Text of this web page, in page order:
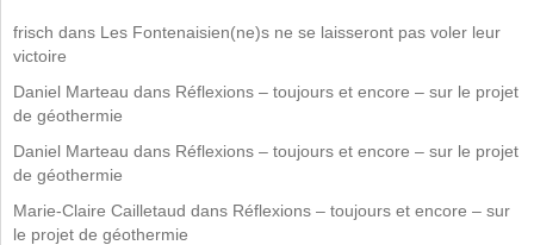
frisch dans Les Fontenaisien(ne)s ne se laisseront pas voler leur
victoire
Daniel Marteau dans Réflexions – toujours et encore – sur le projet
de géothermie
Daniel Marteau dans Réflexions – toujours et encore – sur le projet
de géothermie
Marie-Claire Cailletaud dans Réflexions – toujours et encore – sur
le projet de géothermie